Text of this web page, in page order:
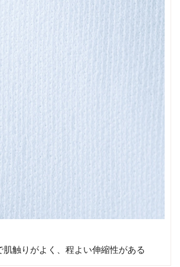
触りがよく、程よい伸縮性がある